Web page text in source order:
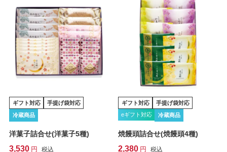
ギフト対応 手提げ袋対応
冷蔵商品
洋菓子詰合せ(洋菓子5種)
3,530 税込
ギフト対応
手提げ袋対応
eギフト対応
冷蔵商品
焼饅頭詰合せ(焼饅頭4種)
2,380 税込